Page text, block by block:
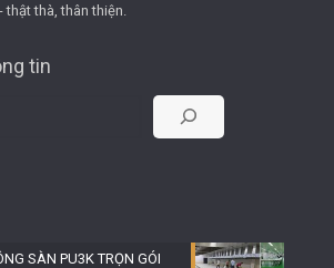
thật thà, thân thiện.
tin
SÀN PU3K TRỌN GÓI